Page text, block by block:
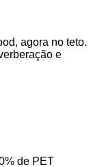
agora no teto.
e
de PET